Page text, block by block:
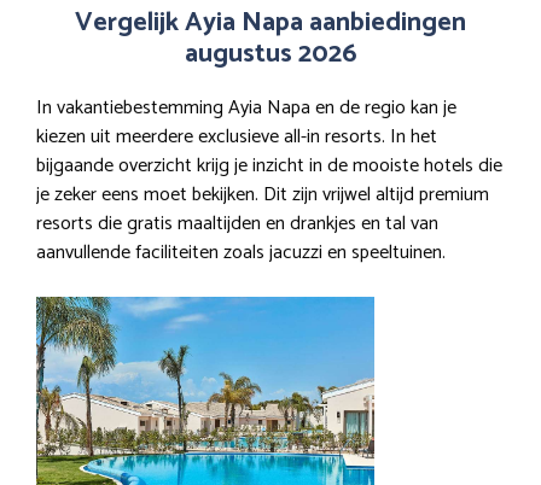
Vergelijk Ayia Napa aanbiedingen
augustus 2026
In vakantiebestemming Ayia Napa en de regio kan je
kiezen uit meerdere exclusieve all-in resorts. In het
bijgaande overzicht krijg je inzicht in de mooiste hotels die
je zeker eens moet bekijken. Dit zijn vrijwel altijd premium
resorts die gratis maaltijden en drankjes en tal van
aanvullende faciliteiten zoals jacuzzi en speeltuinen.